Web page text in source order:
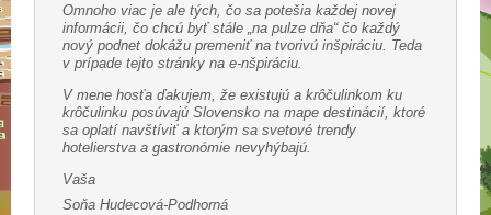
Omnoho viac je ale tých, čo sa potešia každej novej
informácii, čo chcú byť stále „na pulze dňa“ čo každý
nový podnet dokážu premeniť na tvorivú inšpiráciu. Teda
v prípade tejto stránky na e-nšpiráciu.
V mene hosťa ďakujem, že existujú a krôčulinkom ku
krôčulinku posúvajú Slovensko na mape destinácií, ktoré
sa oplatí navštíviť a ktorým sa svetové trendy
hotelierstva a gastronómie nevyhýbajú.
Vaša
Soňa Hudecová-Podhorná